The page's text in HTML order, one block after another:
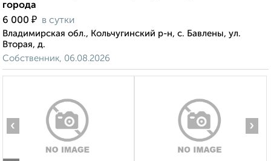
города
6 000 ₽ в сутки
Владимирская обл., Кольчугинский р-н, с. Бавлены, ул.
Вторая, д.
Собственник, 06.08.2026
‹ ›